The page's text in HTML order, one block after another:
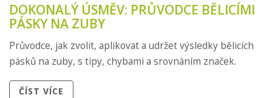
DOKONALÝ ÚSMĚV: PRŮVODCE BĚLICÍMI
PÁSKY NA ZUBY
Průvodce, jak zvolit, aplikovat a udržet výsledky bělicích
pásků na zuby, s tipy, chybami a srovnáním značek.
ČÍST VÍCE